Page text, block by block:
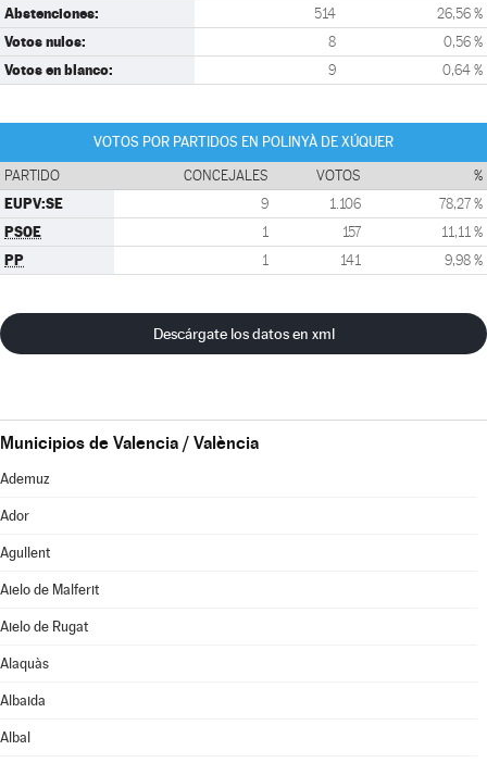
Abstenciones: 514 26,56 %
Votos nulos: 8 0,56 %
Votos en blanco: 9 0,64 %
VOTOS POR PARTIDOS EN POLINYÀ DE XÚQUER
PARTIDO CONCEJALES VOTOS %
EUPV:SE 9 1.106 78,27 %
PSOE 1 157 11,11 %
PP 1 141 9,98 %
Descárgate los datos en xml
Municipios de Valencia / València
Ademuz
Ador
Agullent
Aielo de Malferit
Aielo de Rugat
Alaquàs
Albaida
Albal